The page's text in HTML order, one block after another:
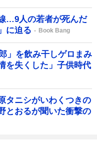
…9人の若者が死んだ
に迫る
Book Bang
」を飲み干しゲロまみ
を失くした」子供時代
タニシがいわくつきの
おるが聞いた衝撃の